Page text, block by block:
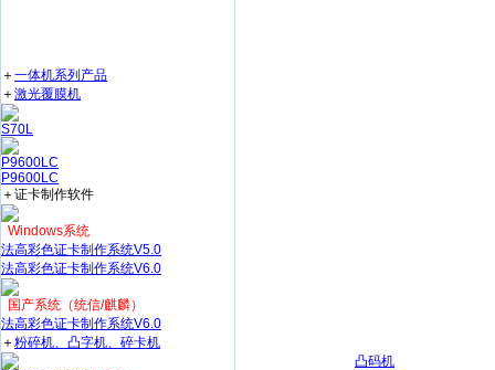
＋一体机系列产品
＋激光覆膜机
S70L
P9600LC
P9600LC
＋证卡制作软件
Windows系统
法高彩色证卡制作系统V5.0
法高彩色证卡制作系统V6.0
国产系统（统信/麒麟）
法高彩色证卡制作系统V6.0
＋粉碎机、凸字机、碎卡机
凸码机